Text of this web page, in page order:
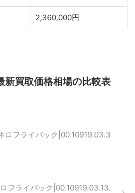
2,360,000円
新買取価格相場の比較表
ロフライバック|00.10919.03.3
フライバック|00.10919.03.13.